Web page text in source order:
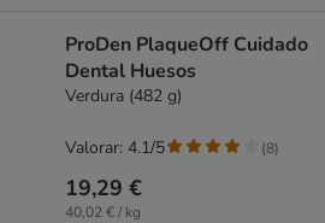
ProDen PlaqueOff Cuidado
Dental Huesos
Verdura (482 g)
19,29 €
40,02 € / kg
Valorar: 4.1/5 (8)